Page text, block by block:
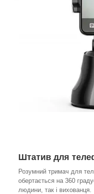
Штатив для
Розумний тримач для
обертається на 360
людини, так і вихованця.